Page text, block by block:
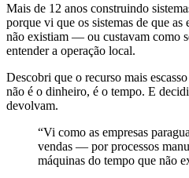
Mais de 12 anos construindo
porque vi que os sistemas de que as
não existiam — ou custavam como
entender a operação local.
Descobri que o recurso mais
não é o dinheiro, é o tempo. E
devolvam.
“Vi como as empresas
vendas — por processos
máquinas do tempo que não